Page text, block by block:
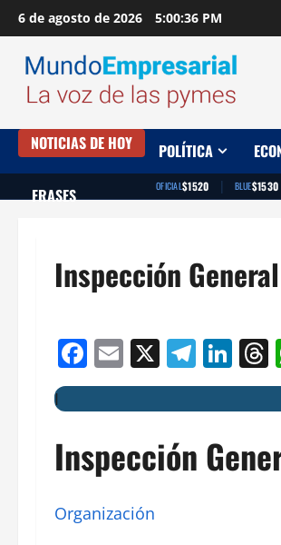
Saltar
al
contenido
6 de agosto de 2026 5:00:37 PM
NOTICIAS DE HOY POLÍTICA
FRASES OFICIAL$1520 | BLUE$1530
Inspección
Facebook
Email
X
I
Inspección
Organización